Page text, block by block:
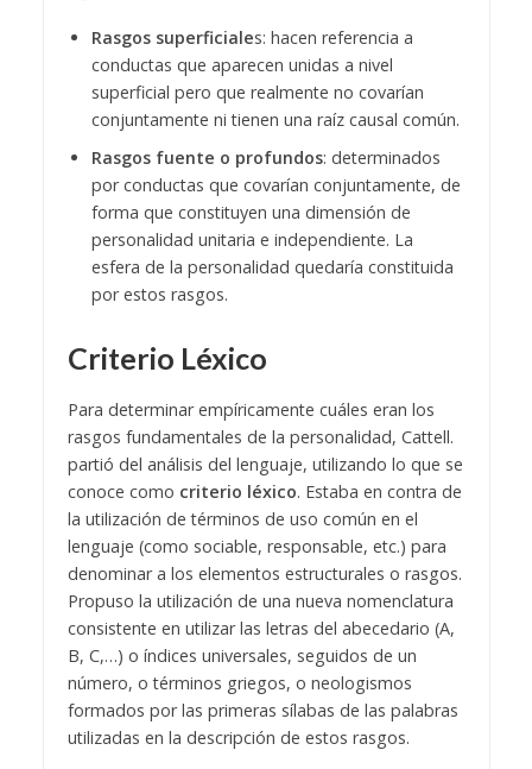
Rasgos superficiales: hacen referencia a
conductas que aparecen unidas a nivel
superficial pero que realmente no covarían
conjuntamente ni tienen una raíz causal común.
Rasgos fuente o profundos: determinados
por conductas que covarían conjuntamente, de
forma que constituyen una dimensión de
personalidad unitaria e independiente. La
esfera de la personalidad quedaría constituida
por estos rasgos.
Criterio Léxico
Para determinar empíricamente cuáles eran los
rasgos fundamentales de la personalidad, Cattell.
partió del análisis del lenguaje, utilizando lo que se
conoce como criterio léxico. Estaba en contra de
la utilización de términos de uso común en el
lenguaje (como sociable, responsable, etc.) para
denominar a los elementos estructurales o rasgos.
Propuso la utilización de una nueva nomenclatura
consistente en utilizar las letras del abecedario (A,
B, C,…) o índices universales, seguidos de un
número, o términos griegos, o neologismos
formados por las primeras sílabas de las palabras
utilizadas en la descripción de estos rasgos.